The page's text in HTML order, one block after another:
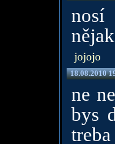
nosí
jojojo
18.08.2010
ne
bys